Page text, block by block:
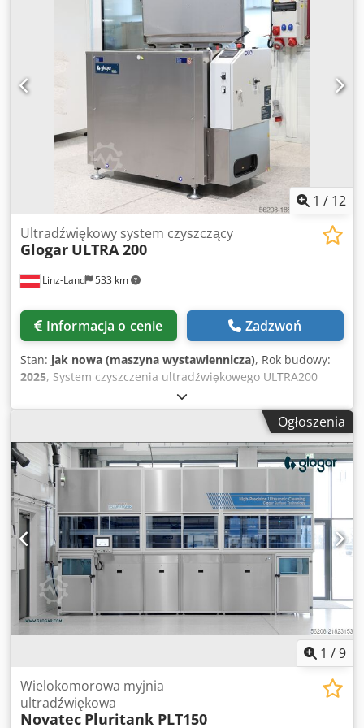
cząstek po procesach toczenia, frezowania lub szlifowania.
wykonana ze stali nierdzewnej Izolacja cieplna i dźwiękowa
Wymiary zewnętrzne (około): dł. 1.700 x szer. 1.050 x wys.
2.000 mm Sterowanie: producent Fatek, HMI producenta
Weintek Moc przyłączeniowa: 15 kW Wyposażenie: -
automatyczny, pneumatyczny podnośnik towarowy -
opłukiwanie powierzchni/separator oleju do pielęgnacji
kąpieli - ultradźwiękowy zanurzalny wzbudnik dwustronny
- Moc: 3.000 W efektywna / 6.000 W szczytowa –
multifrequency: 20 kHz / 40 kHz - ręczny pistolet do
przedmuchiwania Maszyna pokazowa z Centrum
Technologicznego Glogar, dostępna od ręki
1 / 12
Linz-Land 533 km
Ultradźwiękowy system czyszczący
Glogar ULTRA 200
Informacja o cenie Zadzwoń
Stan: jak nowa (maszyna wystawiennicza), Rok budowy:
2025, System czyszczenia ultradźwiękowego ULTRA200
Wymiary użytkowe platformy: 850 x 450 mm Maks.
wysokość użytkowa: 400 mm maks. waga ładunku: 100 kg
Pojemność: 380 litrów + 55 litrów (separator oleju)
Ogrzewanie: 2 x 4 kW wykonany w całości ze stali
nierdzewnej izolowany cieplnie i akustycznie Wymiary
zewnętrzne ok.: dł. 1500 x szer. 950 x wys. 1750 mm
Kontroluj Fab. Fatek, HMI Fab. Weintek Podłączone
obciążenie elektryczne: 10,55 kW w tym: - automatyczna
pneumatyczna winda towarowa - Szorowanie
powierzchni/separator oleju do konserwacji wanny -
Przetwornik ultradźwiękowy zanurzalny jako dźwięk
dwukierunkowy Dedpov U A Izefx Afneck - Moc: 2000
watów efektywna. / 4000 watów szczytowych -
Wieloczęstotliwościowy: 20 kHz / 40 kHz - ręczny pistolet do
przedmuchiwania System demonstracyjny z Centrum
Ogłoszenia
1 /9
Wielokomorowa myjnia
ultradźwiękowa
Novatec Pluritank PLT150